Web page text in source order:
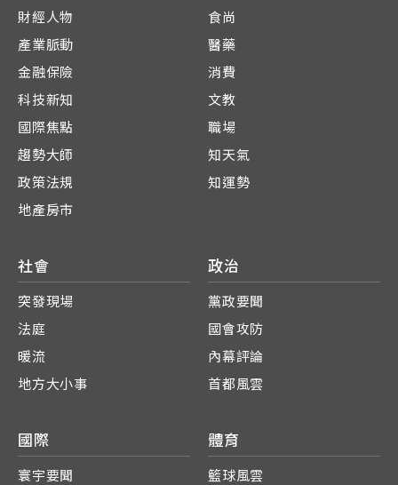
財經人物
產業脈動
金融保險
科技新知
國際焦點
趨勢大師
政策法規
地產房市
食尚
醫藥
消費
文教
職場
知天氣
知運勢
社會
突發現場
法庭
暖流
地方大小事
政治
黨政要聞
國會攻防
內幕評論
首都風雲
國際
寰宇要聞
體育
籃球風雲